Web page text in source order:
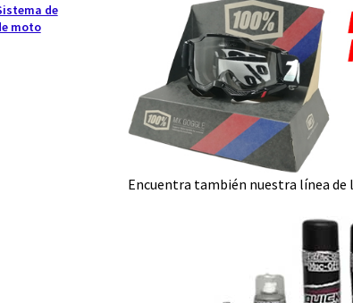
Encuentra también nuestra línea
de
moto